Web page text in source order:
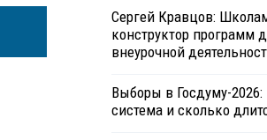
Сергей Кравцов:
конструктор программ
внеурочной
Выборы в Госдуму-2026:
система и сколько